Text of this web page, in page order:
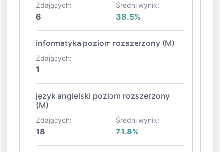
Zdających:
6
Średni wynik:
38.5%
informatyka poziom rozszerzony (M)
Zdających:
1
język angielski poziom rozszerzony
(M)
Zdających:
18
Średni wynik:
71.8%